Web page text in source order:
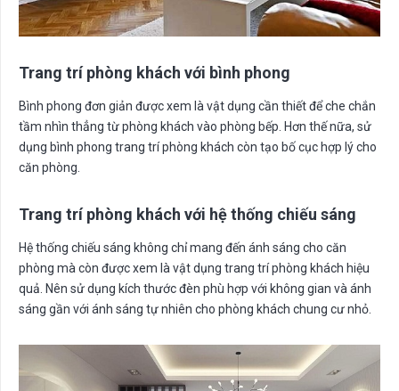
Trang trí phòng khách với bình phong
Bình phong đơn giản được xem là vật dụng cần thiết để che chắn
tầm nhìn thẳng từ phòng khách vào phòng bếp. Hơn thế nữa, sử
dụng bình phong trang trí phòng khách còn tạo bố cục hợp lý cho
căn phòng.
Trang trí phòng khách với hệ thống chiếu sáng
Hệ thống chiếu sáng không chỉ mang đến ánh sáng cho căn
phòng mà còn được xem là vật dụng trang trí phòng khách hiệu
quả. Nên sử dụng kích thước đèn phù hợp với không gian và ánh
sáng gần với ánh sáng tự nhiên cho phòng khách chung cư nhỏ.